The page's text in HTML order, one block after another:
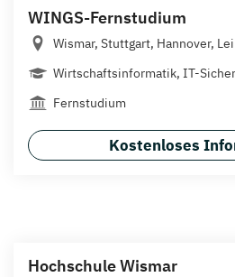
WINGS-Fernstudium
Wismar, Stuttgart, Hannover,
Wirtschaftsinformatik, IT-
Fernstudium
Kostenloses
Hochschule Wismar